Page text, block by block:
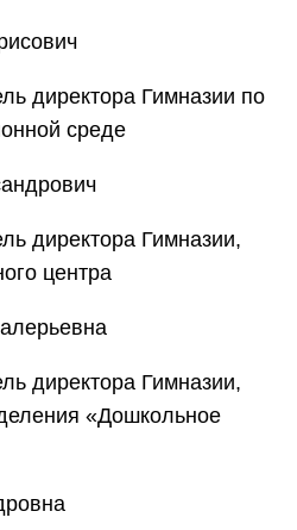
директора Гимназии по
среде
директора Гимназии,
центра
директора Гимназии,
«Дошкольное